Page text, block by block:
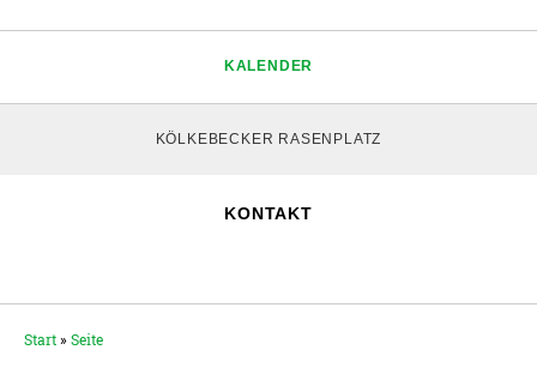
KALENDER
KÖLKEBECKER RASENPLATZ
KONTAKT
Start»Seite